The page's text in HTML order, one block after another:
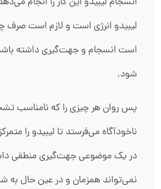
لیبیدو انرژی است و لازم است صرف
است انسجام و جهت‌گیری داشته
شود.
پس روان هر چیزی را که نامناسب
ناخودآگاه می‌فرستد تا لیبیدو را
در یک موضوعی جهت‌گیری منطقی
نمی‌تواند همزمان و در عین حال به